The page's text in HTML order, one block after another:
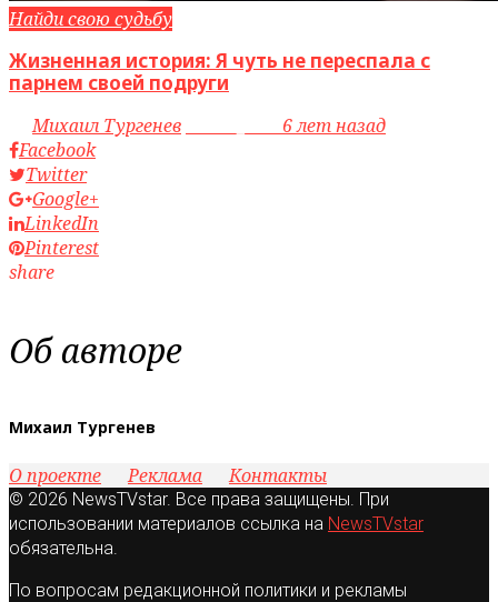
Найди свою судьбу
Жизненная история: Я чуть не переспала с
парнем своей подруги
byМихаил Тургенев
6 лет назад
Facebook
Twitter
Google+
LinkedIn
Pinterest
share
Об авторе
Михаил Тургенев
О проекте Реклама Контакты
© 2026 NewsTVstar. Все права защищены. При
использовании материалов ссылка на NewsTVstar
обязательна.
По вопросам редакционной политики и рекламы